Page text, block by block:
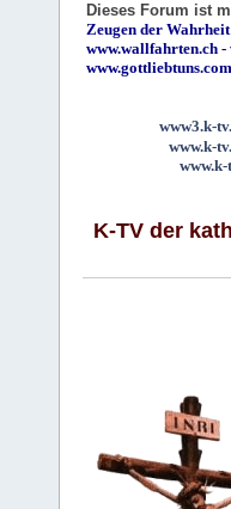
Dieses Forum ist
Zeugen der Wahrheit
www.wallfahrten.ch -
www.gottliebtuns.com
www3.k-
www.k-
K-TV der